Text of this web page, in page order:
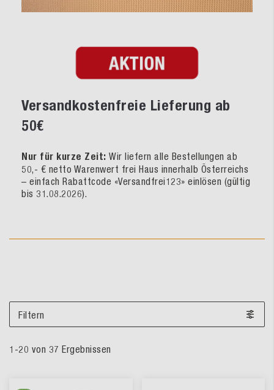
Versandkostenfreie Lieferung ab
50€
Nur für kurze Zeit: Wir liefern alle Bestellungen ab
50,- € netto Warenwert frei Haus innerhalb Österreichs
– einfach Rabattcode «Versandfrei123» einlösen (gültig
bis 31.08.2026).
Filtern
1 -20 von 37 Ergebnissen